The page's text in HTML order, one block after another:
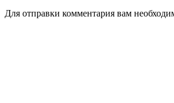
Для отправки комментария вам